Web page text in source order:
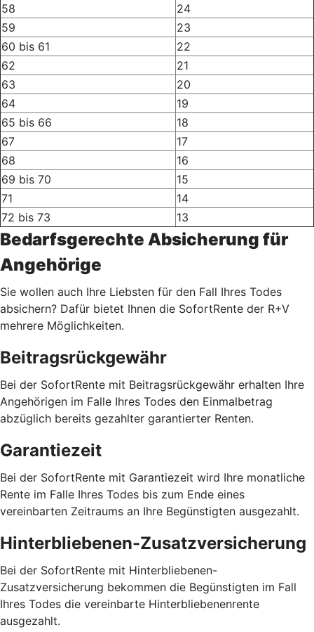
58
24
59
23
60 bis 61
22
62
21
63
20
64
19
65 bis 66
18
67
17
68
16
69 bis 70
15
71
14
72 bis 73
13
Bedarfsgerechte Absicherung für
Angehörige
Sie wollen auch Ihre Liebsten für den Fall Ihres Todes
absichern? Dafür bietet Ihnen die SofortRente der R+V
mehrere Möglichkeiten.
Beitragsrückgewähr
Bei der SofortRente mit Beitragsrückgewähr erhalten Ihre
Angehörigen im Falle Ihres Todes den Einmalbetrag
abzüglich bereits gezahlter garantierter Renten.
Garantiezeit
Bei der SofortRente mit Garantiezeit wird Ihre monatliche
Rente im Falle Ihres Todes bis zum Ende eines
vereinbarten Zeitraums an Ihre Begünstigten ausgezahlt.
Hinterbliebenen-Zusatzversicherung
Bei der SofortRente mit Hinterbliebenen-
Zusatzversicherung bekommen die Begünstigten im Fall
Ihres Todes die vereinbarte Hinterbliebenenrente
ausgezahlt.